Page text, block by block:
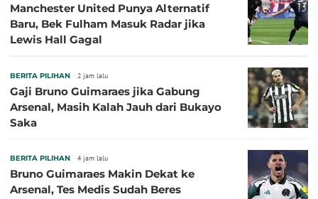
Manchester United Punya Alternatif
Baru, Bek Fulham Masuk Radar jika
Lewis Hall Gagal
BERITA PILIHAN 2 jam lalu
Gaji Bruno Guimaraes jika Gabung
Arsenal, Masih Kalah Jauh dari Bukayo
Saka
BERITA PILIHAN 4 jam lalu
Bruno Guimaraes Makin Dekat ke
Arsenal, Tes Medis Sudah Beres